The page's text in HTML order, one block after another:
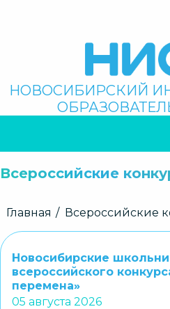
Поиск
НОВОСИБИРСКИЙ
НАВИГАЦИЯ
Всероссийские
Строка
Главная Всероссийские
Новосибирские
всероссийского
перемена»
05 августа 2026